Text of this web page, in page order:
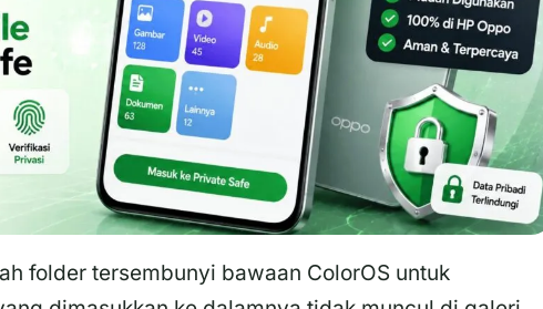
folder tersembunyi bawaan ColorOS untuk